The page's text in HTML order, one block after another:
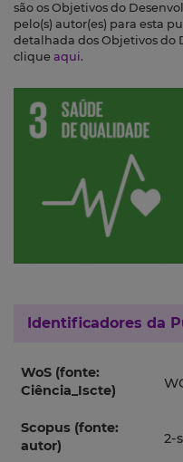
são os Objetivos do
pelo(s) autor(es) para esta
detalhada dos Objetivos do
clique aqui.
Identificadores da
WoS (fonte:
Ciência_Iscte)
Scopus (fonte:
autor)
2-